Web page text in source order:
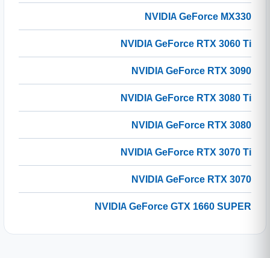
NVIDIA GeForce MX330
NVIDIA GeForce RTX 3060 Ti
NVIDIA GeForce RTX 3090
NVIDIA GeForce RTX 3080 Ti
NVIDIA GeForce RTX 3080
NVIDIA GeForce RTX 3070 Ti
NVIDIA GeForce RTX 3070
NVIDIA GeForce GTX 1660 SUPER